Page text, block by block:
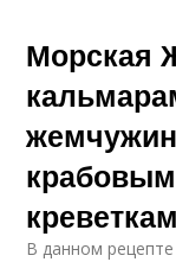
Морская
В данном